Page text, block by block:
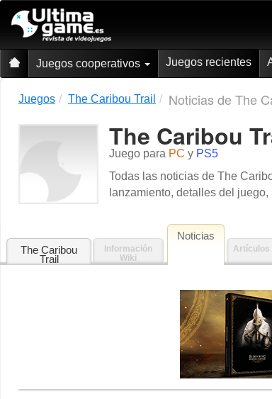
Juegos cooperativos Juegos recientes
Juegos The Caribou Trail Noticias de The
The Caribou
Juego para PC y PS5
Todas las noticias de The
lanzamiento, detalles del
The Caribou
Trail
Información
Wiki
Noticias
Artículos